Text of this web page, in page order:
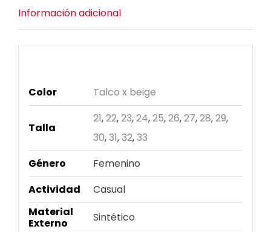
Información adicional
Color Talco x beige
Talla
21,22,23,24,25,26,27,28,29,
30,31,32,33
Género
Femenino
Actividad
Casual
Material
Externo
Sintético